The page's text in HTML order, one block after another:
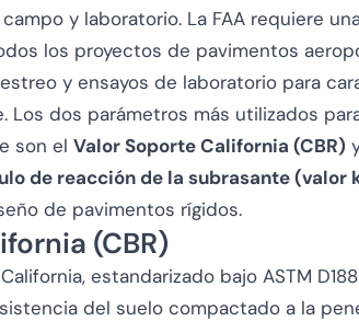
y laboratorio. La FAA requiere
los proyectos de pavimentos
y ensayos de laboratorio para
Los dos parámetros más utilizados
son el Valor Soporte California (CBR)
de reacción de la subrasante (valor
de pavimentos rígidos.
(CBR)
estandarizado bajo ASTM
del suelo compactado a la